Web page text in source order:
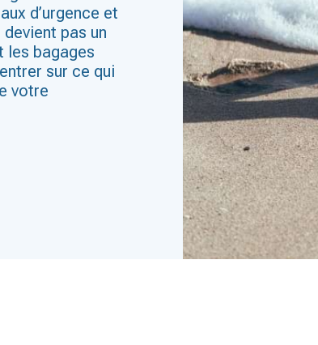
d’urgence et
pas un
les bagages
sur ce qui
votre